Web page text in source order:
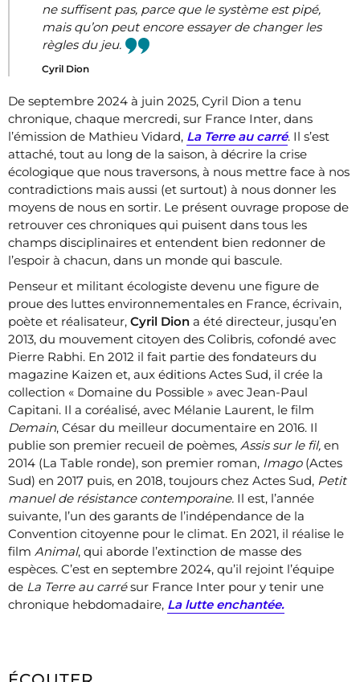
ne suffisent pas, parce que le système est pipé,
mais qu’on peut encore essayer de changer les
règles du jeu.
Cyril Dion
De septembre 2024 à juin 2025, Cyril Dion a tenu
chronique, chaque mercredi, sur France Inter, dans
l’émission de Mathieu Vidard, La Terre au carré. Il s’est
attaché, tout au long de la saison, à décrire la crise
écologique que nous traversons, à nous mettre face à nos
contradictions mais aussi (et surtout) à nous donner les
moyens de nous en sortir. Le présent ouvrage propose de
retrouver ces chroniques qui puisent dans tous les
champs disciplinaires et entendent bien redonner de
l’espoir à chacun, dans un monde qui bascule.
Penseur et militant écologiste devenu une figure de
proue des luttes environnementales en France, écrivain,
poète et réalisateur, Cyril Dion a été directeur, jusqu’en
2013, du mouvement citoyen des Colibris, cofondé avec
Pierre Rabhi. En 2012 il fait partie des fondateurs du
magazine Kaizen et, aux éditions Actes Sud, il crée la
collection « Domaine du Possible » avec Jean-Paul
Capitani. Il a coréalisé, avec Mélanie Laurent, le film
Demain, César du meilleur documentaire en 2016. Il
publie son premier recueil de poèmes, Assis sur le fil, en
2014 (La Table ronde), son premier roman, Imago (Actes
Sud) en 2017 puis, en 2018, toujours chez Actes Sud, Petit
manuel de résistance contemporaine. Il est, l’année
suivante, l’un des garants de l’indépendance de la
Convention citoyenne pour le climat. En 2021, il réalise le
film Animal, qui aborde l’extinction de masse des
espèces. C’est en septembre 2024, qu’il rejoint l’équipe
de La Terre au carrésur France Inter pour y tenir une
chronique hebdomadaire, La lutte enchantée.